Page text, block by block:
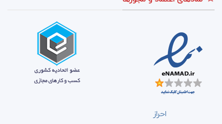
احراز